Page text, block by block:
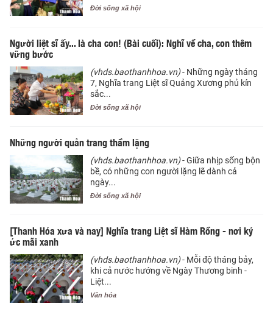
Đời sống xã hội
Người liệt sĩ ấy... là cha con! (Bài cuối): Nghĩ về cha, con thêm
vững bước
(vhds.baothanhhoa.vn)- Những ngày tháng
7, Nghĩa trang Liệt sĩ Quảng Xương phủ kín
sắc...
Đời sống xã hội
Những người quản trang thầm lặng
(vhds.baothanhhoa.vn)- Giữa nhịp sống bộn
bề, có những con người lặng lẽ dành cả
ngày...
Đời sống xã hội
[Thanh Hóa xưa và nay] Nghĩa trang Liệt sĩ Hàm Rồng - nơi ký
ức mãi xanh
(vhds.baothanhhoa.vn)- Mỗi độ tháng bảy,
khi cả nước hướng về Ngày Thương binh -
Liệt...
Văn hóa